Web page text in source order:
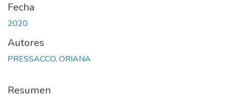
Fecha
2020
Autores
PRESSACCO, ORIANA
Resumen